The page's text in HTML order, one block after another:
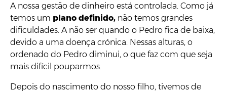
A nossa gestão de dinheiro está controlada. Como já
temos um plano definido, não temos grandes
dificuldades. A não ser quando o Pedro fica de baixa,
devido a uma doença crónica. Nessas alturas, o
ordenado do Pedro diminui, o que faz com que seja
mais difícil pouparmos.
Depois do nascimento do nosso filho, tivemos de